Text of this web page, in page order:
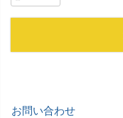
お問い合わせ